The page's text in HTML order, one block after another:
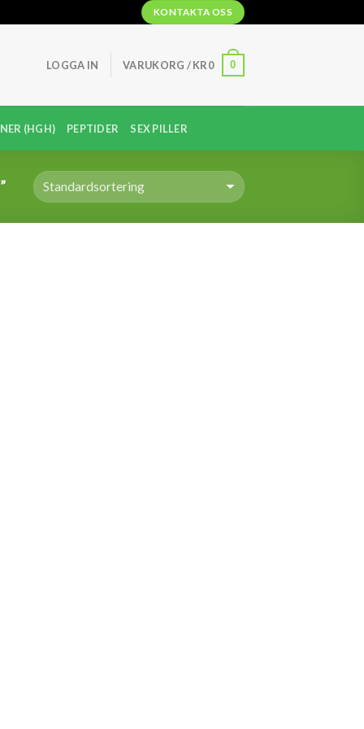
KONTAKTA OSS
LOGGA IN VARUKORG /KR0 0
(HGH) PEPTIDER SEX PILLER